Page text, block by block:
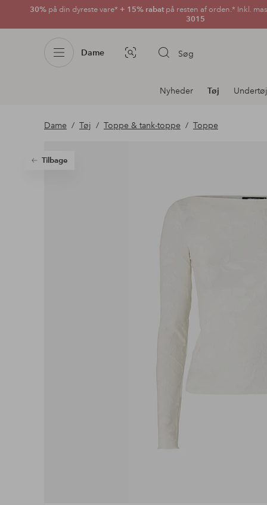
30% på din dyreste vare* + 15% rabatpå resten af orden.* Inkl.
3015
Dame Billedsøgning Søg
Afdelningsnavigation
Nyheder Tøj Undertøj
Dame Tøj Toppe & tank-toppe Toppe
Tilbage